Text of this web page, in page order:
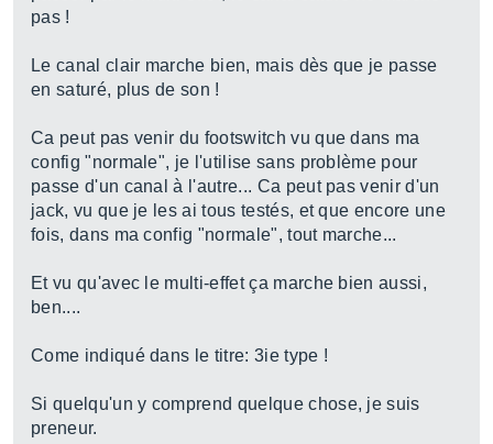
pas !
Le canal clair marche bien, mais dès que je passe
en saturé, plus de son !
Ca peut pas venir du footswitch vu que dans ma
config "normale", je l'utilise sans problème pour
passe d'un canal à l'autre... Ca peut pas venir d'un
jack, vu que je les ai tous testés, et que encore une
fois, dans ma config "normale", tout marche...
Et vu qu'avec le multi-effet ça marche bien aussi,
ben....
Come indiqué dans le titre: 3ie type !
Si quelqu'un y comprend quelque chose, je suis
preneur.